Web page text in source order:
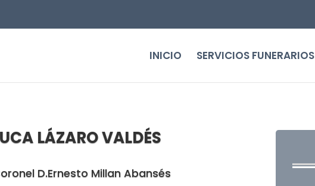
INICIO SERVICIOS FUNERARIOS
LÁZARO VALDÉS
D.Ernesto Millan Abansés